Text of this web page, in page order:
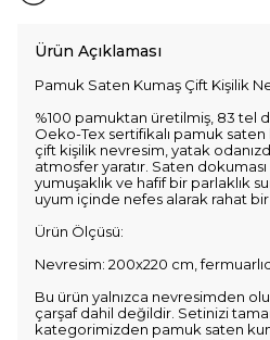
Ürün Açıklaması
Pamuk Saten Kumaş Çift Kişilik
%100 pamuktan üretilmiş, 83 tel
Oeko-Tex sertifikalı pamuk saten
çift kişilik nevresim, yatak
atmosfer yaratır. Saten
yumuşaklık ve hafif bir parlaklık
uyum içinde nefes alarak rahat
Ürün Ölçüsü:
Nevresim: 200x220 cm,
Bu ürün yalnızca nevresimden
çarşaf dahil değildir. Setinizi
kategorimizden pamuk saten